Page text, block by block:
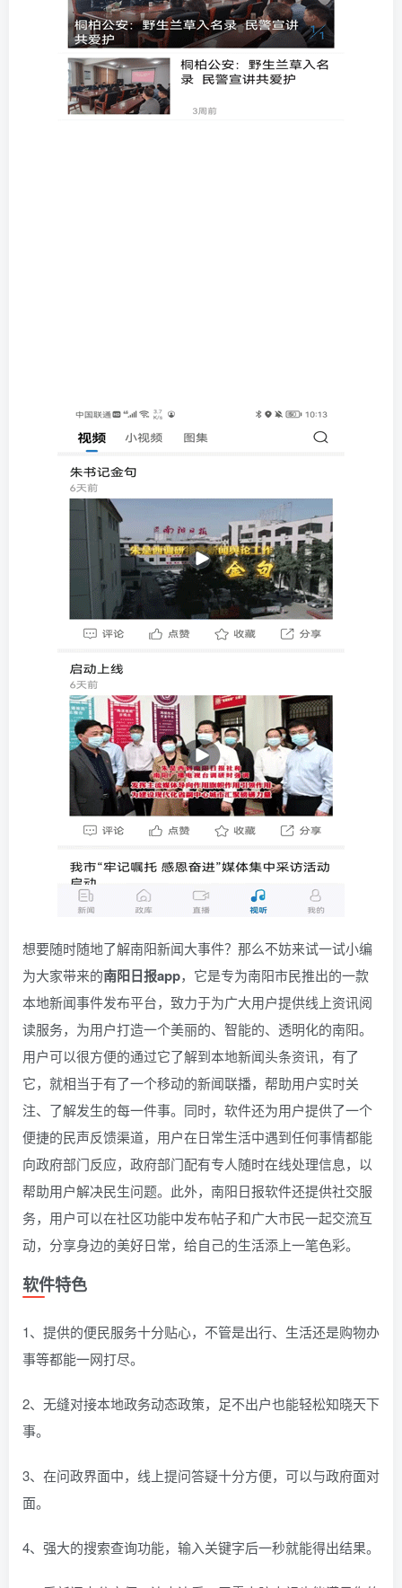
想要随时随地了解南阳新闻大事件？那么不妨来试一试小编
为大家带来的南阳日报app，它是专为南阳市民推出的一款
本地新闻事件发布平台，致力于为广大用户提供线上资讯阅
读服务，为用户打造一个美丽的、智能的、透明化的南阳。
用户可以很方便的通过它了解到本地新闻头条资讯，有了
它，就相当于有了一个移动的新闻联播，帮助用户实时关
注、了解发生的每一件事。同时，软件还为用户提供了一个
便捷的民声反馈渠道，用户在日常生活中遇到任何事情都能
向政府部门反应，政府部门配有专人随时在线处理信息，以
帮助用户解决民生问题。此外，南阳日报软件还提供社交服
务，用户可以在社区功能中发布帖子和广大市民一起交流互
动，分享身边的美好日常，给自己的生活添上一笔色彩。
软件特色
1、提供的便民服务十分贴心，不管是出行、生活还是购物办
事等都能一网打尽。
2、无缝对接本地政务动态政策，足不出户也能轻松知晓天下
事。
3、在问政界面中，线上提问答疑十分方便，可以与政府面对
面。
4、强大的搜索查询功能，输入关键字后一秒就能得出结果。